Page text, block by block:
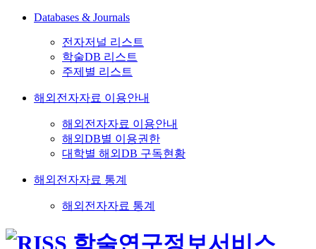
Databases & Journals
전자저널 리스트
학술DB 리스트
주제별 리스트
해외전자자료 이용안내
해외전자자료 이용안내
해외DB별 이용권한
대학별 해외DB 구독현황
해외전자자료 통계
해외전자자료 통계